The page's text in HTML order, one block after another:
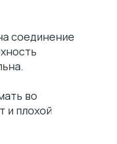
соединение
во
и плохой